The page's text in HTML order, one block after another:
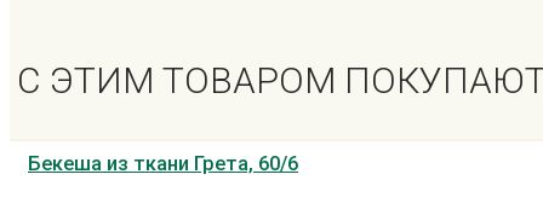
С ЭТИМ ТОВАРОМ
Бекеша из ткани Грета, 60/6